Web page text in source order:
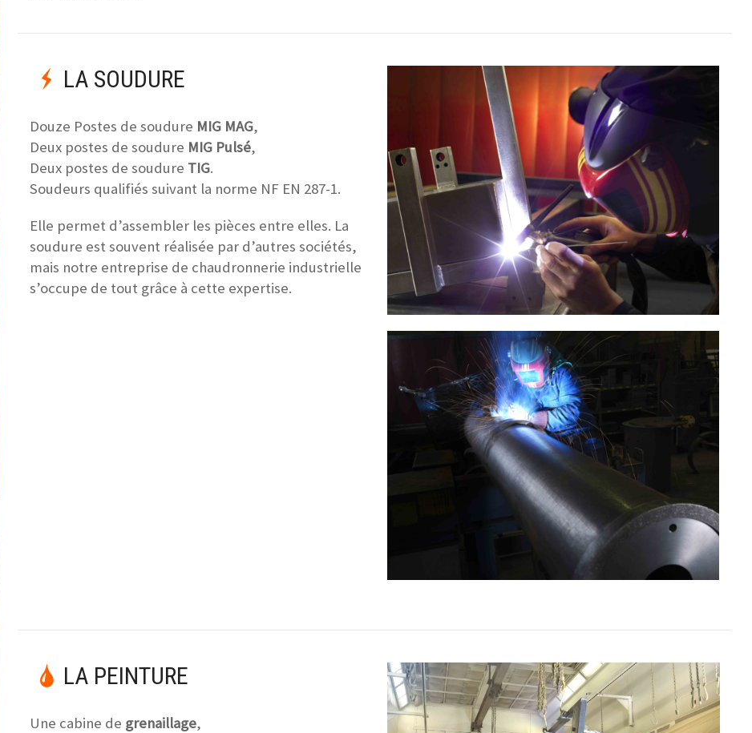
LA SOUDURE
Douze Postes de soudure MIG MAG,
Deux postes de soudure MIG Pulsé,
Deux postes de soudure TIG.
Soudeurs qualifiés suivant la norme NF EN 287-1.
Elle permet d’assembler les pièces entre elles. La
soudure est souvent réalisée par d’autres sociétés,
mais notre entreprise de chaudronnerie industrielle
s’occupe de tout grâce à cette expertise.
LA PEINTURE
Une cabine de grenaillage,